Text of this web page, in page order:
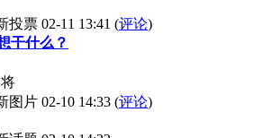
投票 02-11 13:41 (评论)
干什么？
图片 02-10 14:33 (评论)